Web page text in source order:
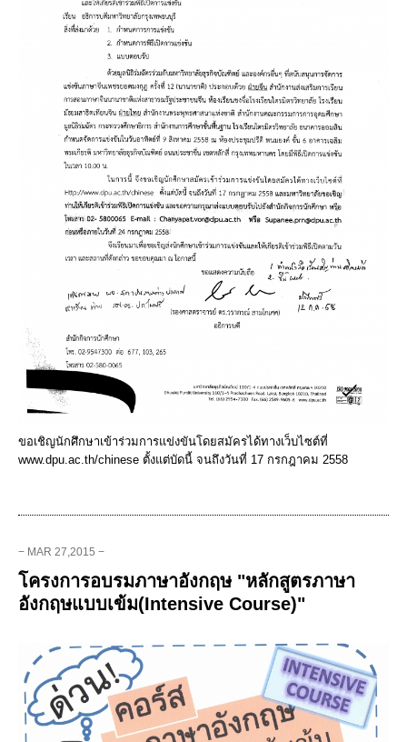
ขอเชิญนักศึกษาเข้าร่วมการแข่งขันโดยสมัครได้ทางเว็บไซต์ที่
www.dpu.ac.th/chinese ตั้งแต่บัดนี้ จนถึงวันที่ 17 กรกฎาคม 2558
− MAR 27,2015 −
โครงการอบรมภาษาอังกฤษ "หลักสูตรภาษา
อังกฤษแบบเข้ม(Intensive Course)"